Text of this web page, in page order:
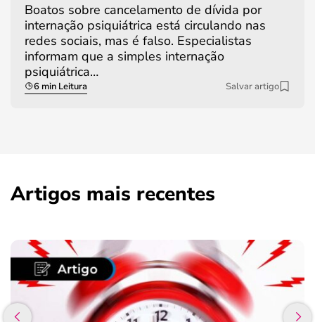
Boatos sobre cancelamento de dívida por
internação psiquiátrica está circulando nas
redes sociais, mas é falso. Especialistas
informam que a simples internação
psiquiátrica…
6 min Leitura Salvar artigo
Artigos mais recentes